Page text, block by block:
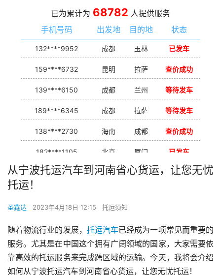
已为累计为 68782 人提供服务
手机号码
出发地 目的地 状态
132****9952 成都 玉林 已发车
159****6732 昆明 拉萨 查价成功
139****6150 成都 兰州 等待发车
189****6345 成都 拉萨 等待发车
138****2730 海南 成都 查价成功
182****1105 北京 厦门 已发车
138****7926 重庆 合肥 等待发车
从宁波托运汽车到河南省心货运，让您无忧
托运！
圣鑫达 2023年4月18日 12:15 托运须知
随着物流行业的发展， 托运汽车已经成为一项常见而重要的
服务。尤其是在中国这个拥有广阔领域的国家，大家需要依
靠高效的托运服务来完成跨区域的运输。今天，我将会介绍
如何从宁波托运汽车到河南省心货运，让您无忧托运！